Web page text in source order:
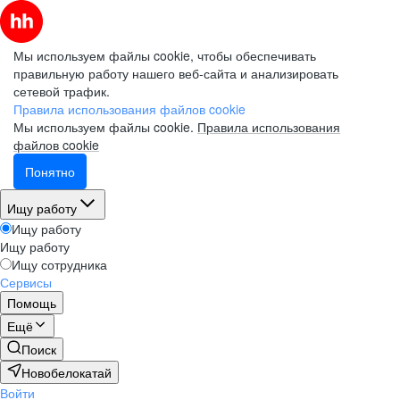
Мы используем файлы cookie, чтобы обеспечивать
правильную работу нашего веб-сайта и анализировать
сетевой трафик.
Правила использования файлов cookie
Мы используем файлы cookie. Правила использования
файлов cookie
Понятно
Ищу работу
Ищу работу
Ищу работу
Ищу сотрудника
Сервисы
Помощь
Ещё
Поиск
Новобелокатай
Войти